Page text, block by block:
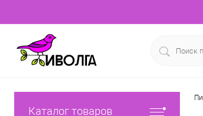
Каталог товаров